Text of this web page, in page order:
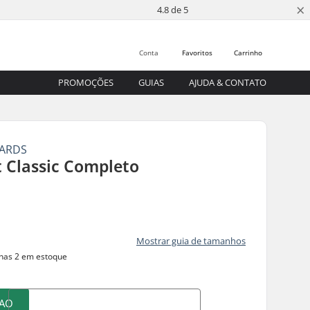
4.8 de 5 ×
Carrinho
Favoritos
Conta
PROMOÇÕES GUIAS AJUDA & CONTATO
Classic Completo
Mostrar guia de tamanhos
2 em estoque